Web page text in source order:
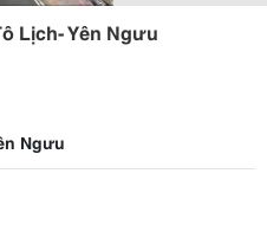
Lịch- Yên Ngưu
Ngưu